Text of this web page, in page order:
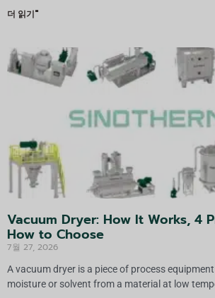
더 읽기"
Vacuum Dryer: How It Works, 4
How to Choose
7월 27, 2026
A vacuum dryer is a piece of process
moisture or solvent from a material at low